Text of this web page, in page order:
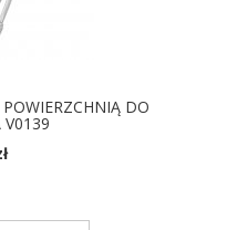
DO
V0139